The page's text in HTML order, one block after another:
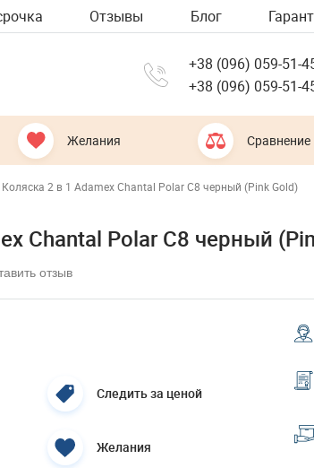
Отзывы Блог
+38 (096) 059-51-
+38 (096) 059-51-
Желания Сравнение
Коляска 2 в 1 Adamex Chantal Polar C8 черный (Pink Gold)
Chantal Polar C8 черный
отзыв
Следить за ценой
Желания